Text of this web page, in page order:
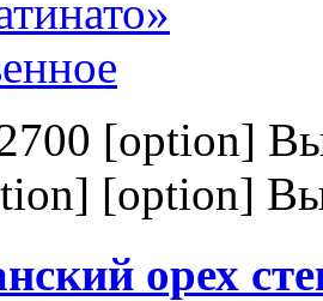
[option]
[option]
орех